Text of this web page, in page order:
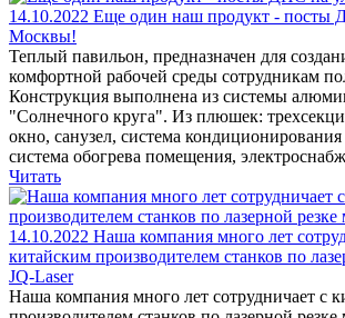
14.10.2022 Еще один наш продукт - посты
Москвы!
Теплый павильон, предназначен для
комфортной рабочей среды сотрудникам
Конструкция выполнена из системы
"Солнечного круга". Из плюшек:
окно, санузел, система
система обогрева помещения,
Читать
14.10.2022 Наша компания много лет
китайским производителем станков по
JQ-Laser
Наша компания много лет сотрудничает с